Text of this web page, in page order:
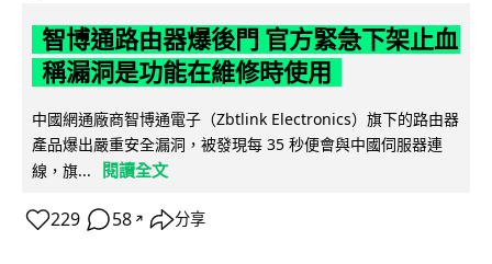
智博通路由器爆後門 官方緊急下架止血
稱漏洞是功能在維修時使用
中國網通廠商智博通電子（Zbtlink Electronics）旗下的路由器
產品爆出嚴重安全漏洞，被發現每 35 秒便會與中國伺服器連
線，旗...
閱讀全文
229 58 ↗ 分享